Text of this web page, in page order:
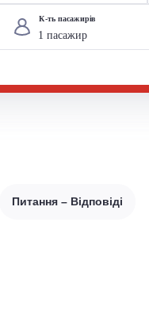
К-ть пасажирів
Питання – Відповіді